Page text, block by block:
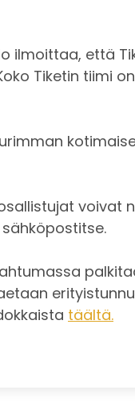
ilmoittaa, että
Tiketin tiimi
voivat
täältä.